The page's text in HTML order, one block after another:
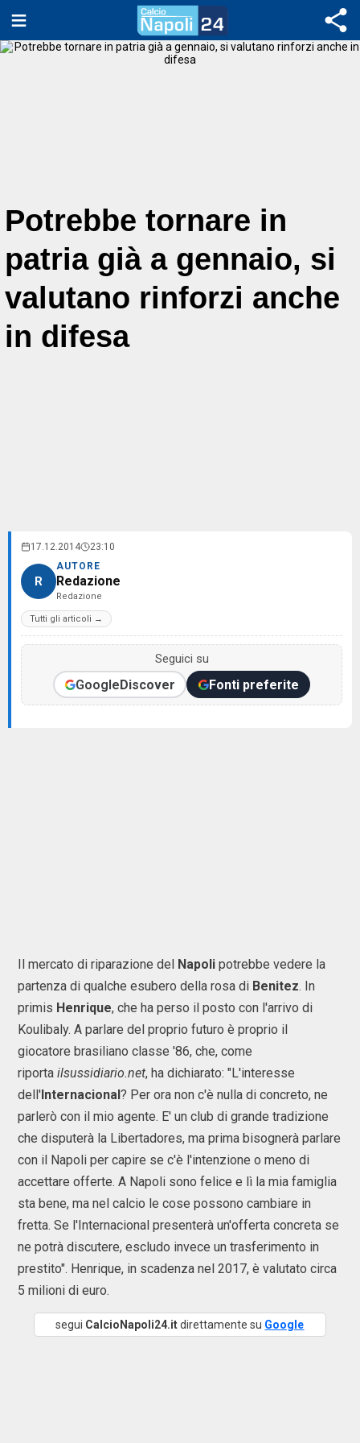
Potrebbe tornare in
patria già a gennaio, si
valutano rinforzi anche
in difesa
17.12.2014 23:10
R
AUTORE
Redazione
Redazione
Tutti gli articoli →
Seguici su
GoogleDiscover Fonti preferite
Il mercato di riparazione del Napoli potrebbe vedere la
partenza di qualche esubero della rosa di Benitez. In
primis Henrique, che ha perso il posto con l'arrivo di
Koulibaly. A parlare del proprio futuro è proprio il
giocatore brasiliano classe '86, che, come
riporta ilsussidiario.net, ha dichiarato: "L'interesse
dell'Internacional? Per ora non c'è nulla di concreto, ne
parlerò con il mio agente. E' un club di grande tradizione
che disputerà la Libertadores, ma prima bisognerà parlare
con il Napoli per capire se c'è l'intenzione o meno di
accettare offerte. A Napoli sono felice e lì la mia famiglia
sta bene, ma nel calcio le cose possono cambiare in
fretta. Se l'Internacional presenterà un'offerta concreta se
ne potrà discutere, escludo invece un trasferimento in
prestito". Henrique, in scadenza nel 2017, è valutato circa
5 milioni di euro.
segui CalcioNapoli24.itdirettamente su Google